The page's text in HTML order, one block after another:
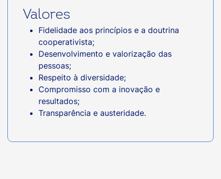
Valores
Fidelidade aos princípios e a doutrina
cooperativista;
Desenvolvimento e valorização das
pessoas;
Respeito à diversidade;
Compromisso com a inovação e
resultados;
Transparência e austeridade.